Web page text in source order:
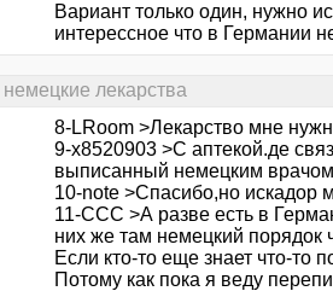
Вариант только один, нужно
интерессное что в Германии
лекарства
8-LRoom >Лекарство мне
9-x8520903 >С аптекой.де
выписанный немецким
10-note >Спасибо,но искадор
11-ССС >А разве есть в
них же там немецкий порядок
Если кто-то еще знает что-то
Потому как пока я веду